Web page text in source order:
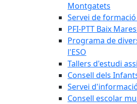
Montgatets
Servei de
PFI-PTT Baix
Programa de
l'ESO
Tallers d'estudi
Consell dels
Servei
Consell escolar